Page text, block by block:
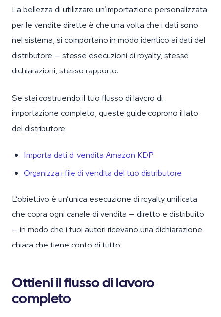
La bellezza di utilizzare un’importazione personalizzata
per le vendite dirette è che una volta che i dati sono
nel sistema, si comportano in modo identico ai dati del
distributore — stesse esecuzioni di royalty, stesse
dichiarazioni, stesso rapporto.
Se stai costruendo il tuo flusso di lavoro di
importazione completo, queste guide coprono il lato
del distributore:
Importa dati di vendita Amazon KDP
Organizza i file di vendita del tuo distributore
L’obiettivo è un’unica esecuzione di royalty unificata
che copra ogni canale di vendita — diretto e distribuito
— in modo che i tuoi autori ricevano una dichiarazione
chiara che tiene conto di tutto.
Ottieni il flusso di lavoro
completo